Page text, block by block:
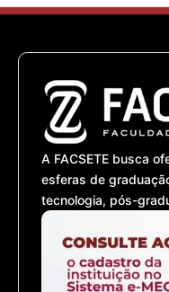
A FACSETE busca
esferas de
tecnologia, pós-